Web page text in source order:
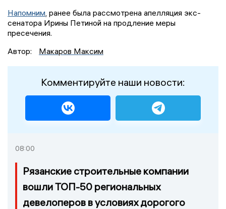
Напомним , ранее была рассмотрена апелляция экс-
сенатора Ирины Петиной на продление меры
пресечения.
Автор:
Макаров Максим
Комментируйте наши новости:
08:00
Рязанские строительные компании
вошли ТОП-50 региональных
девелоперов в условиях дорогого